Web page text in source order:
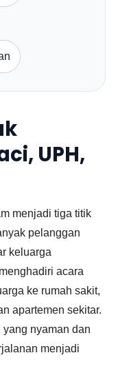
UPH,
menjadi tiga titik
pelanggan
keluarga
acara
ke rumah sakit,
apartemen sekitar.
nyaman dan
menjadi